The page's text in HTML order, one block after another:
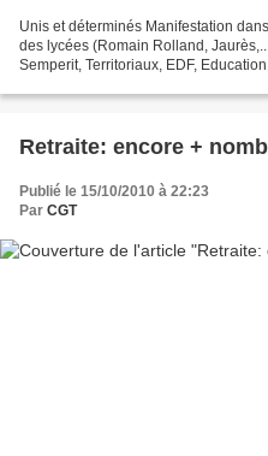
Unis et déterminés Manifestation
des lycées (Romain Rolland,
Semperit, Territoriaux, EDF,
Retraite: encore +
Publié le 15/10/2010 à 22:23
Par CGT